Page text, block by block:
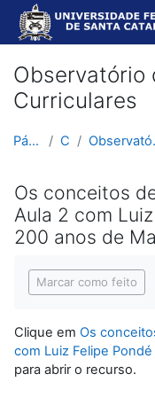
Ir para o conteúdo
Observatório
Curriculares
Página inicial Cursos
Os conceitos
Aula 2 com
200 anos de
Marcar como feito
Clique em Os
com Luiz Felipe
para abrir o recurso.